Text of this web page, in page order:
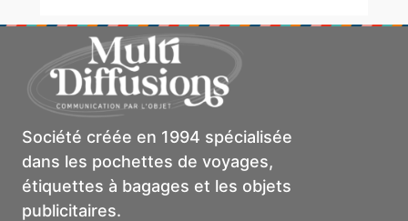
Société créée en 1994 spécialisée
dans les pochettes de voyages,
étiquettes à bagages et les objets
publicitaires.